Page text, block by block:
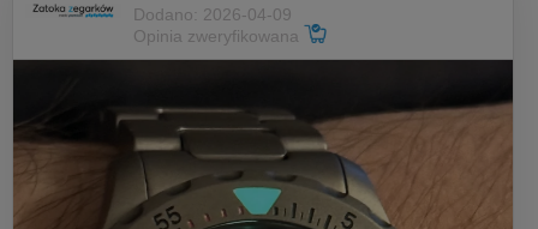
Dodano: 2026-04-09
Opinia zweryfikowana